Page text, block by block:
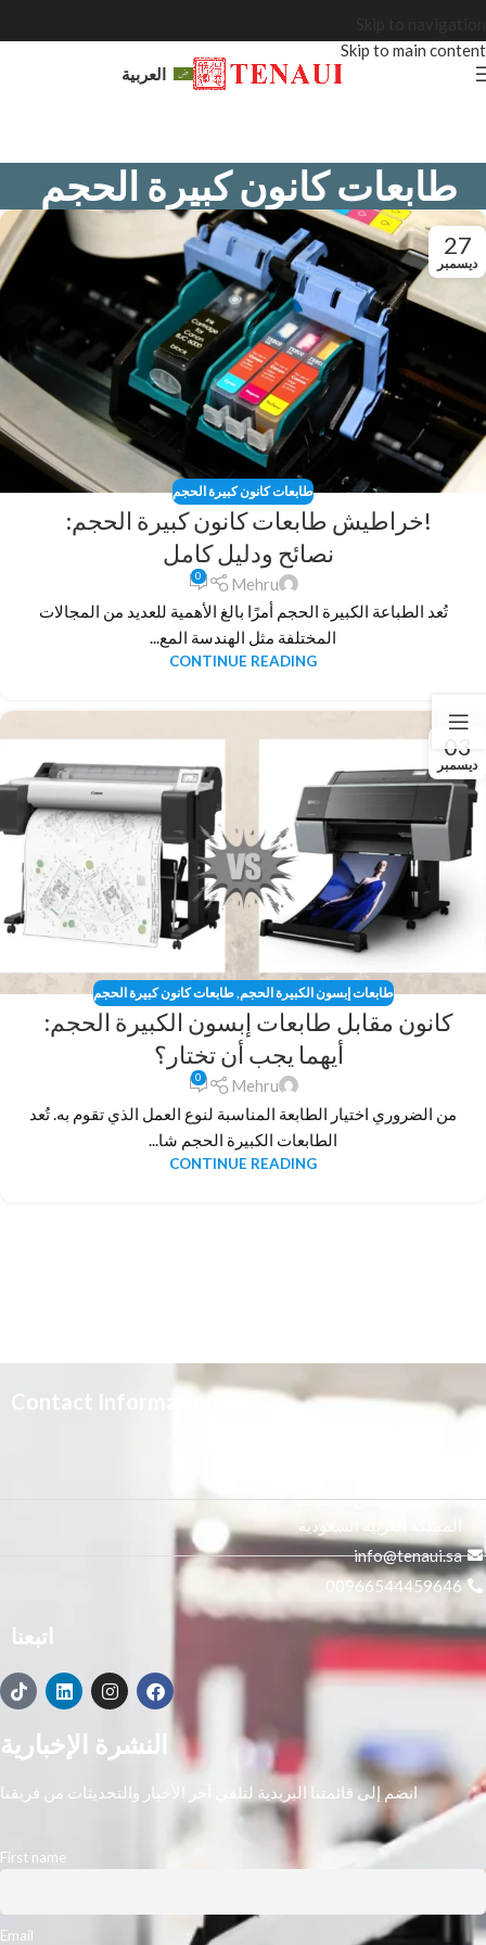
Skip to main content
العربية
طابعات كانون كبيرة الحجم
27
ديسمبر
طابعات كانون كبيرة الحجم
!خراطيش طابعات كانون كبيرة الحجم:
نصائح ودليل كامل
Mehru
0
تُعد الطباعة الكبيرة الحجم أمرًا بالغ الأهمية للعديد من المجالات
المختلفة مثل الهندسة المع...
CONTINUE READING
03
ديسمبر
طابعات إبسون الكبيرة الحجم,طابعات كانون كبيرة الحجم
كانون مقابل طابعات إبسون الكبيرة الحجم:
أيهما يجب أن تختار؟
Mehru
0
من الضروري اختيار الطابعة المناسبة لنوع العمل الذي تقوم به. تُعد
الطابعات الكبيرة الحجم شا...
CONTINUE READING
Contact Information
النور, الرياض 14271,
المملكة العربية السعودية
info@tenaui.sa
00966544459646
اتبعنا
النشرة الإخبارية
انضم إلى قائمتنا البريدية لتلقي آخر الأخبار والتحديثات من فريقنا
First name
Email